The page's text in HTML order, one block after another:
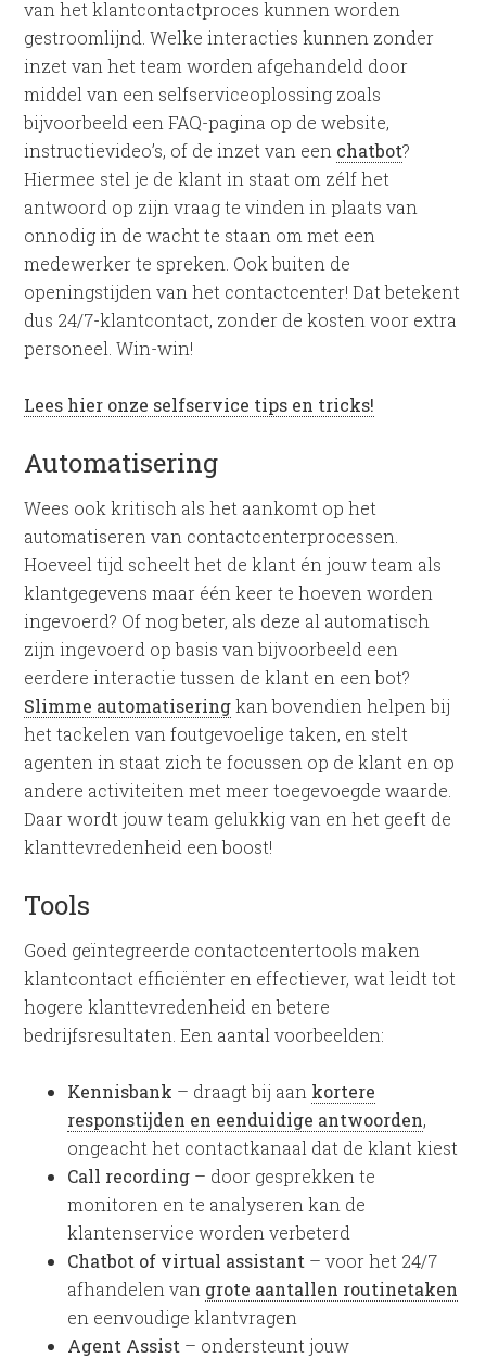
van het klantcontactproces kunnen worden
gestroomlijnd. Welke interacties kunnen zonder
inzet van het team worden afgehandeld door
middel van een selfserviceoplossing zoals
bijvoorbeeld een FAQ-pagina op de website,
instructievideo’s, of de inzet van een chatbot?
Hiermee stel je de klant in staat om zélf het
antwoord op zijn vraag te vinden in plaats van
onnodig in de wacht te staan om met een
medewerker te spreken. Ook buiten de
openingstijden van het contactcenter! Dat betekent
dus 24/7-klantcontact, zonder de kosten voor extra
personeel. Win-win!
Lees hier onze selfservice tips en tricks!
Automatisering
Wees ook kritisch als het aankomt op het
automatiseren van contactcenterprocessen.
Hoeveel tijd scheelt het de klant én jouw team als
klantgegevens maar één keer te hoeven worden
ingevoerd? Of nog beter, als deze al automatisch
zijn ingevoerd op basis van bijvoorbeeld een
eerdere interactie tussen de klant en een bot?
Slimme automatiseringkan bovendien helpen bij
het tackelen van foutgevoelige taken, en stelt
agenten in staat zich te focussen op de klant en op
andere activiteiten met meer toegevoegde waarde.
Daar wordt jouw team gelukkig van en het geeft de
klanttevredenheid een boost!
Tools
Goed geïntegreerde contactcentertools maken
klantcontact efficiënter en effectiever, wat leidt tot
hogere klanttevredenheid en betere
bedrijfsresultaten. Een aantal voorbeelden:
Kennisbank – draagt bij aan kortere
responstijden en eenduidige antwoorden,
ongeacht het contactkanaal dat de klant kiest
Call recording – door gesprekken te
monitoren en te analyseren kan de
klantenservice worden verbeterd
Chatbot of virtual assistant – voor het 24/7
afhandelen van grote aantallen routinetaken
en eenvoudige klantvragen
Agent Assist – ondersteunt jouw